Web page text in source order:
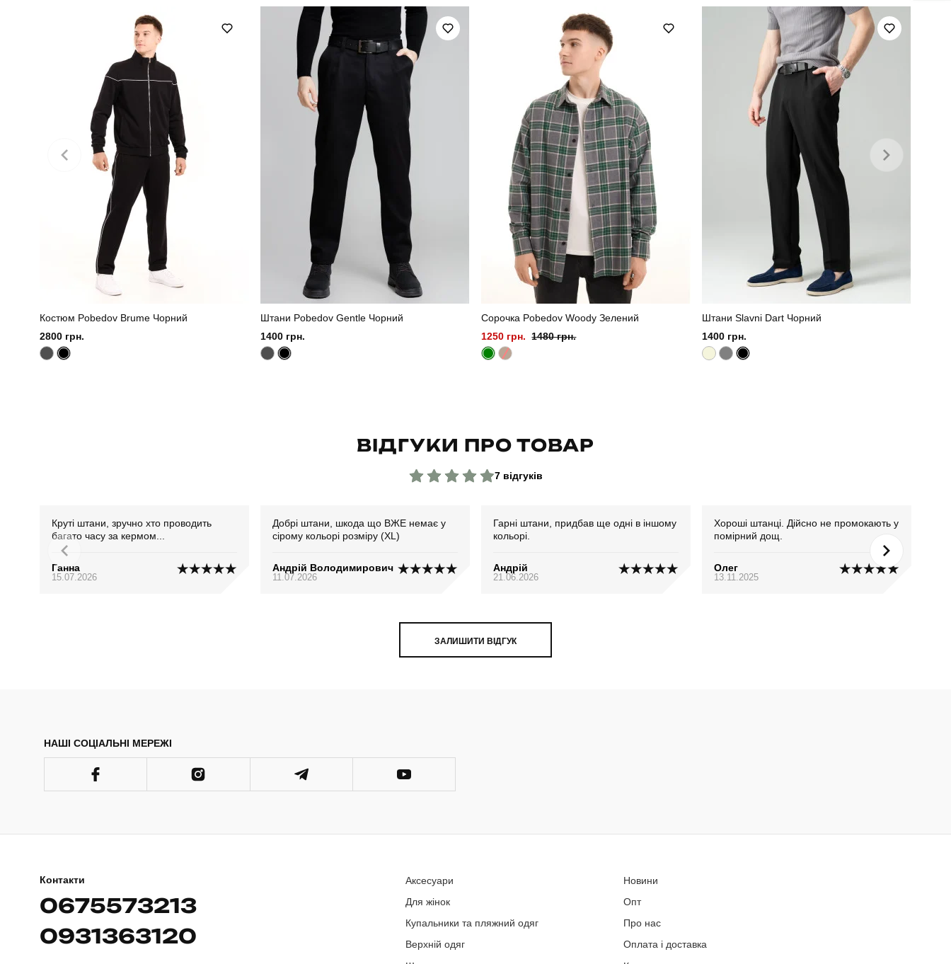
осінь темно-синій
Склад тканини 100% поліестер
Країна - виробник
Костюм Pobedov Brume Чорний
2800 грн.
Штани Pobedov Gentle Чорний
1400 грн.
Сорочка Pobedov Woody Зелений
1250 грн. 1480 грн.
Штани Slavni Dart Чорний
1400 грн.
ВІДГУКИ ПРО ТОВАР
7 відгуків
Круті штани, зручно хто проводить
багато часу за кермом...
Ганна
15.07.2026
Добрі штани, шкода що ВЖЕ немає у
сірому кольорі розміру (XL)
Андрій Володимирович
11.07.2026
Гарні штани, придбав ще одні в іншому
кольорі.
Андрій
21.06.2026
Хороші штанці. Дійсно не промокають у
помірний дощ.
Олег
13.11.2025
ЗАЛИШИТИ ВІДГУК
НАШІ СОЦІАЛЬНІ МЕРЕЖІ
Контакти
0675573213
0931363120
Аксесуари
Для жінок
Купальники та пляжний одяг
Верхній одяг
Новини
Опт
Про нас
Оплата і доставка